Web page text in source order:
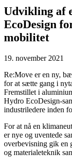
Udvikling af
EcoDesign
mobilitet
19. november 2021
Re:Move er en ny,
for at sætte gang i
Fremstillet i
Hydro EcoDesign-
industriledere inden
For at nå en
er nye og uventede
overbevisning gik en
og materialeteknik